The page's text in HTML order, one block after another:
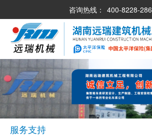
咨询热线： 400-8228-286
服务支持